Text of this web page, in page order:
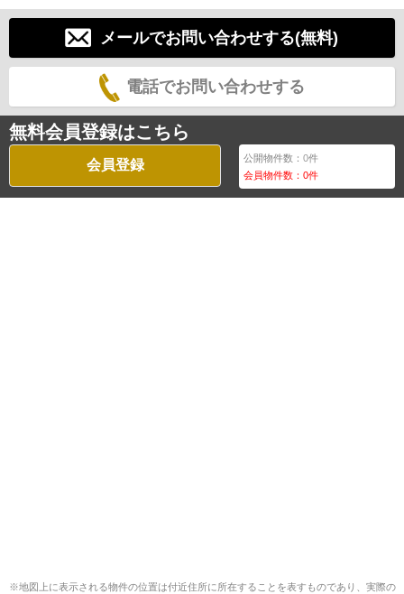
メールでお問い合わせする(無料)
電話でお問い合わせする
無料会員登録はこちら
会員登録 公開物件数：0件
会員物件数：0件
※地図上に表示される物件の位置は付近住所に所在することを表すものであり、実際の